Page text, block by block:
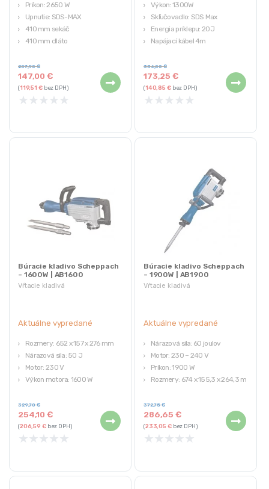
Príkon: 2650 W
Upnutie: SDS-MAX
410 mm sekáč
410 mm dláto
147,00€
207,90€
(119,51 €bez DPH)
★ ★ ★ ★ ★
Výkon: 1300W
Skľučovadlo: SDS Max
Energia príklepu: 20J
Napájací kábel 4m
173,25€
336,00€
(140,85 €bez DPH)
★ ★ ★ ★ ★
Vŕtacie kladivá
Búracie kladivo Scheppach
– 1600W | AB1600
Aktuálne vypredané
Rozmery: 652 x 157 x 276 mm
Nárazová sila: 50 J
Motor: 230 V
Výkon motora: 1600 W
254,10€
329,70€
(206,59 €bez DPH)
★ ★ ★ ★ ★
Vŕtacie kladivá
Búracie kladivo Scheppach
– 1900W | AB1900
Aktuálne vypredané
Nárazová sila: 60 joulov
Motor: 230 – 240 V
Príkon: 1900 W
Rozmery: 674 x 155,3 x 264,3 mm
286,65€
372,75€
(233,05 €bez DPH)
★ ★ ★ ★ ★